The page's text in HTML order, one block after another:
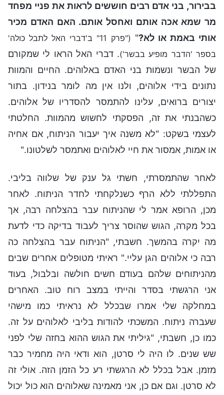
בבירור, בני אדם רבים חוששים לראות את פניי מפחד
מר שמא אכה אותם ואחסל אותם. האם האדם מכיר
אותי באמת או לא?"
("פרק 11" ב'דברי האל לתבל כולה'
בספר 'הדבר מופיע בבשר'). דברי האל הראו לי שמקורם
של הבשר ונשמות בני האדם באלוהים. החיים והמוות
נתונים בידי אלוהים, ולנו אין מה לומר בנידון. בתור
יצורים ברואים, עלינו להתמסר להסדריו של אלוהים.
כשהבנתי את זה, הפסקתי לחשוש מהמוות. החלטתי
לעצמי בשקט: "לא משנה איך יעבור הניתוח, אם אחיה
או אמות, אמסור את חיי לאלוהים ואתמסר לשלטונו."
לאחר שהתמסרתי, חשתי גל ענק של שלווה בליבי.
התפללתי ללא הרף כשנלקחתי לחדר הניתוח. לאחר
מכן, הרופא אמר לי שהניתוח עבר בהצלחה רבה, אך
בכל מקרה, הגוש שהוסר צריך לעבוד בדיקה כדי לדעת
מה יקרה בהמשך. חשבתי, "הניתוח עבר בהצלחה כה
רבה כי אלוהים הגן עליי." ראיתי מטופלים אחרים שבים
מהניתוחים שלהם בעודם חשים חולשה ובלבול, בעוד
אני הרגשתי בסדר והייתי במצב רוח טוב. האחרים
במחלקה שלי אמרו שבכלל לא נראיתי כמו מישהי
שעברה ניתוח. המשכתי להודות בליבי לאלוהים על זה.
כמו כן, חשבתי, "גיליתי את הגוש ההוא בחזה שלי לפני
שש שנים. לו היה לי סרטן, הוא ודאי היה מחמיר כבר
מזמן. אבל בכלל לא הרגשתי רע כל הזמן הזה. אולי זה
לא סרטן. וגם אם כן, אני מאמינה שאלוהים הוא כול יכול